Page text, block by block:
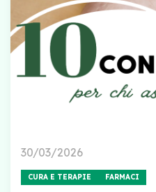
30/03/2026
CURA E TERAPIE FARMACI